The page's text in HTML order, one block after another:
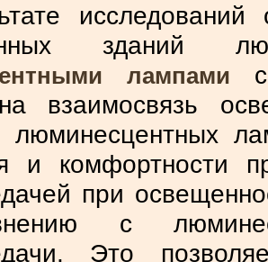
зданий
лампами
взаимосвязь
люминесцентных
и комфортности
при
с
Это